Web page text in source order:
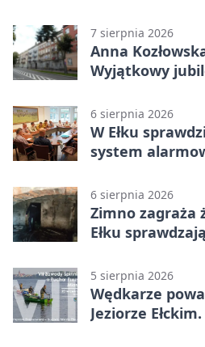
7 sierpnia 2026
Anna
Wyjątkowy
6 sierpnia 2026
W Ełku
system
6 sierpnia 2026
Zimno zagraża
Ełku
5 sierpnia 2026
Wędkarze
Jeziorze